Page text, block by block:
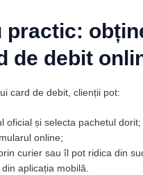
practic:
de debit
card de debit, clienții pot:
oficial și selecta pachetul dorit;
online;
curier sau îl pot ridica din
aplicația mobilă.